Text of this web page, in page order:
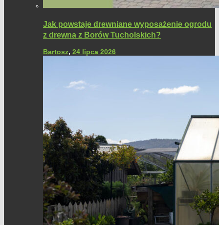
Jak powstaje drewniane wyposażenie ogrodu
z drewna z Borów Tucholskich?
Bartosz, 24 lipca 2026